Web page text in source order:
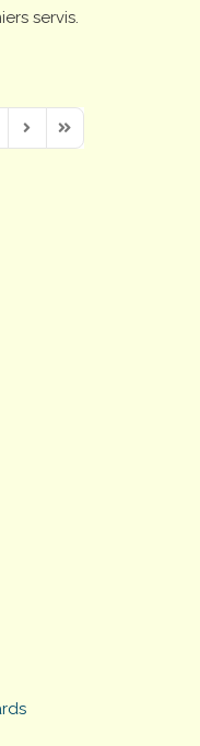
servis.
Next PageLast Page